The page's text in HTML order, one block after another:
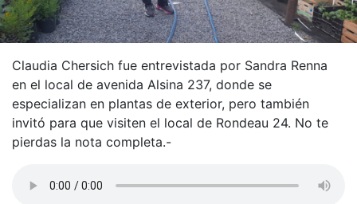
Claudia Chersich fue entrevistada por Sandra Renna
en el local de avenida Alsina 237, donde se
especializan en plantas de exterior, pero también
invitó para que visiten el local de Rondeau 24. No te
pierdas la nota completa.-